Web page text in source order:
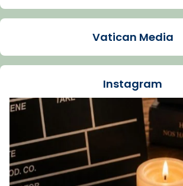
Mons. Sergi Gordo, bisbe de
Santes de Mataró.
🔗tinyurl.com/cvu5jmbk
Foto
View on Facebook Share
Arquebisbat de Barcelona
de Barcelona.
1 week ago
Vatican Media
Instagram